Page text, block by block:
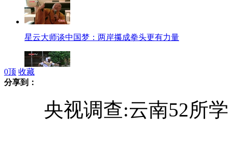
星云大师谈中国梦：两岸攥成拳头更有力量
0顶 收藏
分享到：
央视调查:云南52所学